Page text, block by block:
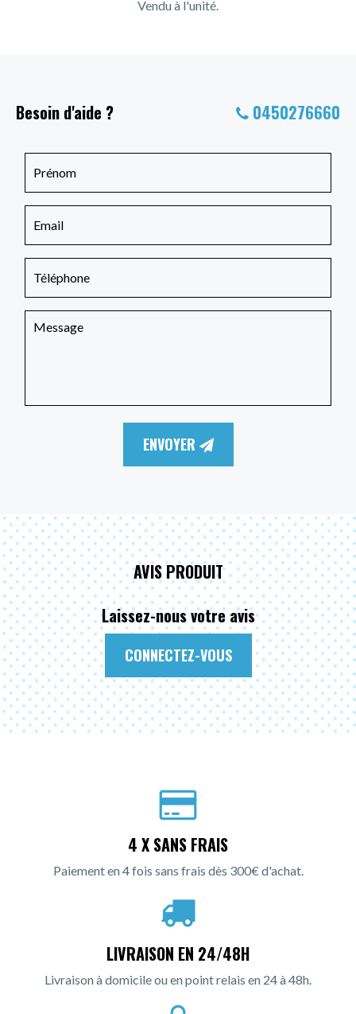
Vendu à l'unité.
Besoin d'aide ? 0450276660
ENVOYER
AVIS PRODUIT
Laissez-nous votre avis
CONNECTEZ-VOUS
4 X SANS FRAIS
Paiement en 4 fois sans frais dès 300€ d'achat.
LIVRAISON EN 24/48H
Livraison à domicile ou en point relais en 24 à 48h.